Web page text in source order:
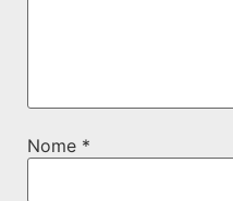
Nome *